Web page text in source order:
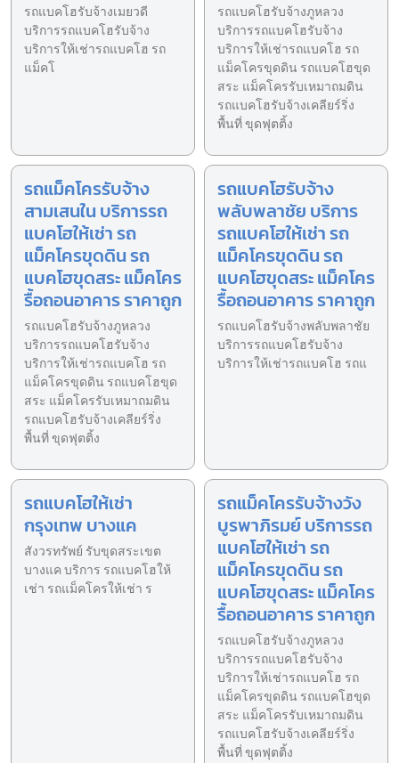
รถแบคโฮรับจ้างเมยวดี
บริการรถแบคโฮรับจ้าง
บริการให้เช่ารถแบคโฮ รถ
แม็คโ
รถแบคโฮรับจ้างภูหลวง
บริการรถแบคโฮรับจ้าง
บริการให้เช่ารถแบคโฮ รถ
แม็คโครขุดดิน รถแบคโฮขุด
สระ แม็คโครรับเหมาถมดิน
รถแบคโฮรับจ้างเคลียร์ริ่ง
พื้นที่ ขุดฟุตติ้ง
รถแม็คโครรับจ้าง
สามเสนใน บริการรถ
แบคโฮให้เช่า รถ
แม็คโครขุดดิน รถ
แบคโฮขุดสระ แม็คโคร
รื้อถอนอาคาร ราคาถูก
รถแบคโฮรับจ้างภูหลวง
บริการรถแบคโฮรับจ้าง
บริการให้เช่ารถแบคโฮ รถ
แม็คโครขุดดิน รถแบคโฮขุด
สระ แม็คโครรับเหมาถมดิน
รถแบคโฮรับจ้างเคลียร์ริ่ง
พื้นที่ ขุดฟุตติ้ง
รถแบคโฮรับจ้าง
พลับพลาชัย บริการ
รถแบคโฮให้เช่า รถ
แม็คโครขุดดิน รถ
แบคโฮขุดสระ แม็คโคร
รื้อถอนอาคาร ราคาถูก
รถแบคโฮรับจ้างพลับพลาชัย
บริการรถแบคโฮรับจ้าง
บริการให้เช่ารถแบคโฮ รถแ
รถแบคโฮให้เช่า
กรุงเทพ บางแค
สังวรทรัพย์ รับขุดสระเขต
บางแค บริการ รถแบคโฮให้
เช่า รถแม็คโครให้เช่า ร
รถแม็คโครรับจ้างวัง
บูรพาภิรมย์ บริการรถ
แบคโฮให้เช่า รถ
แม็คโครขุดดิน รถ
แบคโฮขุดสระ แม็คโคร
รื้อถอนอาคาร ราคาถูก
รถแบคโฮรับจ้างภูหลวง
บริการรถแบคโฮรับจ้าง
บริการให้เช่ารถแบคโฮ รถ
แม็คโครขุดดิน รถแบคโฮขุด
สระ แม็คโครรับเหมาถมดิน
รถแบคโฮรับจ้างเคลียร์ริ่ง
พื้นที่ ขุดฟุตติ้ง